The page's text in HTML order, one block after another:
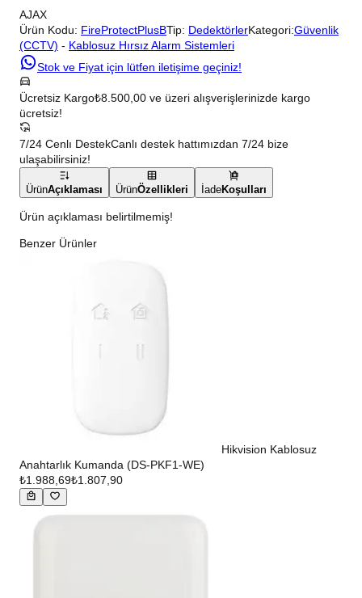
AJAX
Ürün Kodu: FireProtectPlusBTip: DedektörlerKategori:Güvenlik
(CCTV) - Kablosuz Hırsız Alarm Sistemleri
Stok ve Fiyat için lütfen iletişime geçiniz!
Ücretsiz Kargo₺8.500,00 ve üzeri alışverişlerinizde kargo
ücretsiz!
7/24 Cenlı DestekCanlı destek hattımızdan 7/24 bize
ulaşabilirsiniz!
ÜrünAçıklaması ÜrünÖzellikleri İadeKoşulları
Ürün açıklaması belirtilmemiş!
Benzer Ürünler
Hikvision Kablosuz
Anahtarlık Kumanda (DS-PKF1-WE)
₺1.988,69₺1.807,90